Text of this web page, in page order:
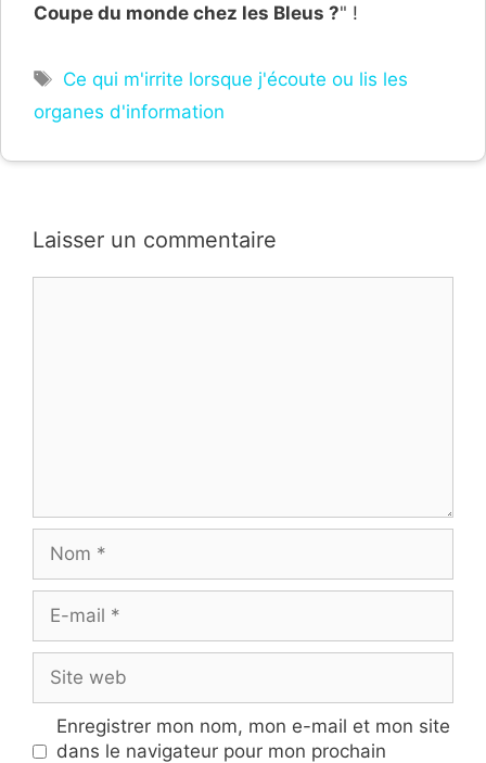
Coupe du monde chez les Bleus ?" !
Étiquettes
Ce qui m'irrite lorsque j'écoute ou lis les
organes d'information
Laisser un commentaire
mail
web
Enregistrer mon nom, mon e-mail et mon site
dans le navigateur pour mon prochain